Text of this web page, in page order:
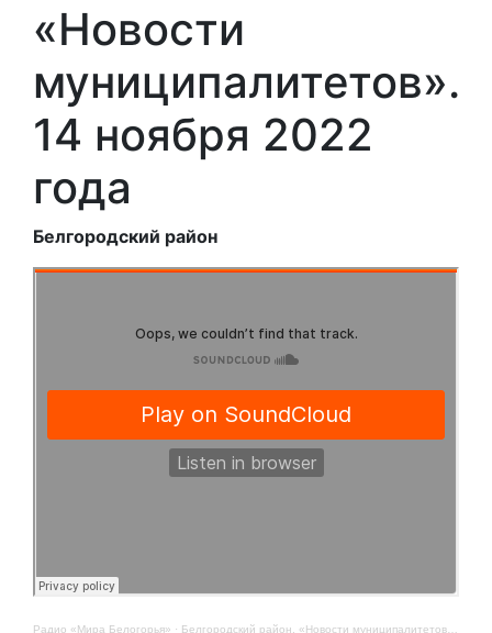
«Новости
муниципалитетов».
14 ноября 2022
года
Белгородский район
Радио «Мира Белогорья» · Белгородский район. «Новости муниципалитетов». 14 ноября